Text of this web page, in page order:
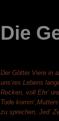
Die
Der Götter Viere in
uns’res Lebens
Recken, voll Ehr‘
Tode
zu sprechen, Jed‘